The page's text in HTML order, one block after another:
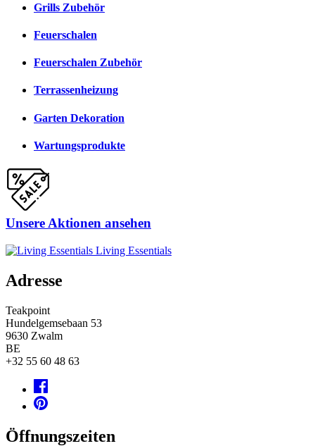
Grills Zubehör
Feuerschalen
Feuerschalen Zubehör
Terrassenheizung
Garten Dekoration
Wartungsprodukte
Unsere Aktionen ansehen
Living Essentials
Adresse
Teakpoint
Hundelgemsebaan 53
9630 Zwalm
BE
+32 55 60 48 63
Öffnungszeiten